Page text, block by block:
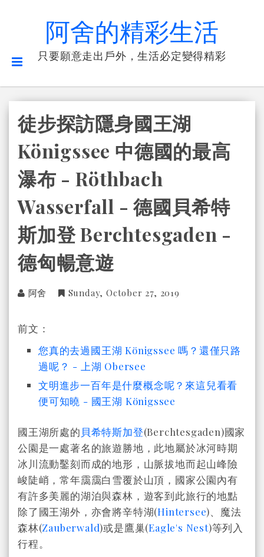
阿舍的精彩生活
只要願意走出戶外，生活必定變得精彩
徒步探訪隱身國王湖
Königssee 中德國的最高
瀑布 - Röthbach
Wasserfall - 德國貝希特
斯加登 Berchtesgaden -
德匈暢意遊
阿舍 Sunday, October 27, 2019
前文：
您真的去過國王湖 Königssee 嗎？還僅只路
過呢？ - 上湖 Obersee
文明進步一百年是什麼概念呢？來這兒看看
便可知曉 - 國王湖 Königssee
國王湖所處的 貝希特斯加登(Berchtesgaden)國家
公園是一處著名的旅遊勝地，此地屬於冰河時期
冰川流動鑿刻而成的地形，山脈拔地而起山峰險
峻陡峭，常年靄靄白雪覆於山頂，國家公園內有
有許多美麗的湖泊與森林，遊客到此旅行的地點
除了國王湖外，亦會將辛特湖(Hintersee)、魔法
森林(Zauberwald)或是鷹巢(Eagle's Nest)等列入
行程。